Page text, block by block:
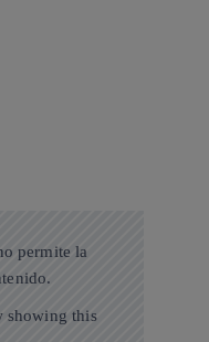
permite la
showing this